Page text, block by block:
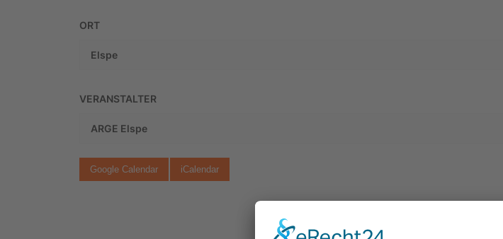
ORT
Elspe
VERANSTALTER
ARGE Elspe
Google Calendar iCalendar